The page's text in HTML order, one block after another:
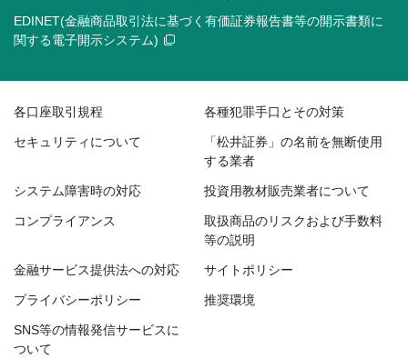
EDINET(金融商品取引法に基づく有価証券報告書等の開示書類に
関する電子開示システム)
各口座取引規程 各種犯罪手口とその対策
セキュリティについて
「松井証券」の名前を無断使用
する業者
システム障害時の対応 投資用教材販売業者について
コンプライアンス
取扱商品のリスクおよび手数料
等の説明
金融サービス提供法への対応 サイトポリシー
プライバシーポリシー 推奨環境
SNS等の情報発信サービスに
ついて